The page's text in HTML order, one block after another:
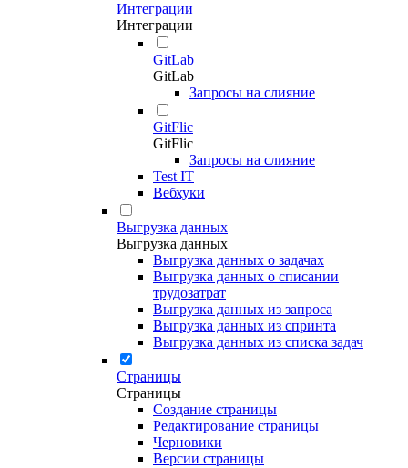
Интеграции
Интеграции
GitLab
GitLab
Запросы на слияние
GitFlic
GitFlic
Запросы на слияние
Test IT
Вебхуки
Выгрузка данных
Выгрузка данных
Выгрузка данных о задачах
Выгрузка данных о списании
трудозатрат
Выгрузка данных из запроса
Выгрузка данных из спринта
Выгрузка данных из списка задач
Страницы
Страницы
Создание страницы
Редактирование страницы
Черновики
Версии страницы